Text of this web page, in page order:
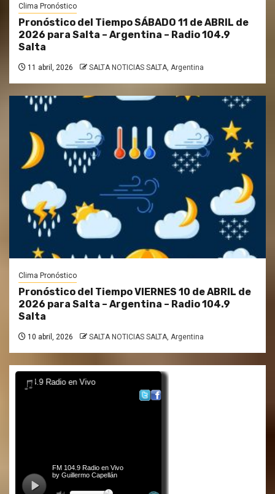
Clima Pronóstico
Pronóstico del Tiempo SÁBADO 11 de ABRIL de
2026 para Salta – Argentina – Radio 104.9
Salta
11 abril, 2026 SALTA NOTICIAS SALTA, Argentina
Clima Pronóstico
Pronóstico del Tiempo VIERNES 10 de ABRIL de
2026 para Salta – Argentina – Radio 104.9
Salta
10 abril, 2026 SALTA NOTICIAS SALTA, Argentina